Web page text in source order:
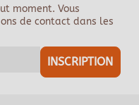
moment. Vous
de contact dans les